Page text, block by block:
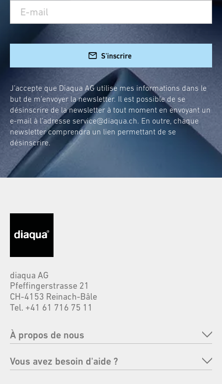
S'inscrire
J’accepte que Diaqua AG utilise mes informations dans le
but de m’envoyer la newsletter. Il est possible de se
désinscrire de la newsletter à tout moment en envoyant un
e-mail à l’adresse service@diaqua.ch. En outre, chaque
newsletter comprendra un lien permettant de se
désinscrire.
diaqua AG
Pfeffingerstrasse 21
CH-4153 Reinach-Bâle
Tel. +41 61 716 75 11
À propos de nous
Entreprise
Vous avez besoin d'aide ?